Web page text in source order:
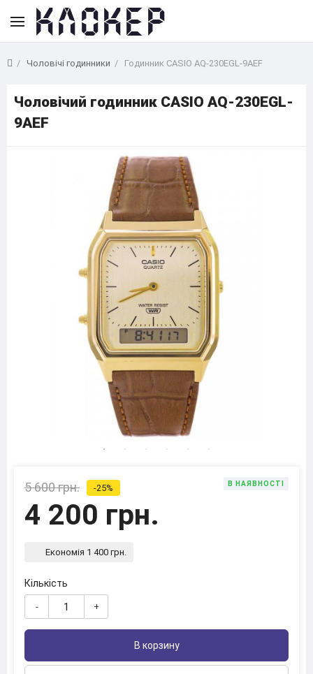
Чоловічі годинники Годинник CASIO AQ-230EGL-9AEF
Чоловічий годинник CASIO AQ-230EGL-
9AEF
5 600 грн. -25%
4 200 грн.
В НАЯВНОСТІ
Економія 1 400 грн.
Кількість
- +
В корзину